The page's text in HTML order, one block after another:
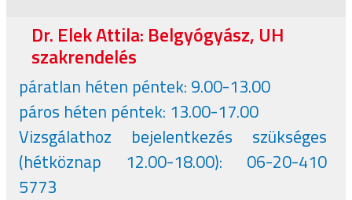
Dr. Elek Attila: Belgyógyász, UH
szakrendelés
páratlan héten péntek: 9.00-13.00
páros héten péntek: 13.00-17.00
Vizsgálathoz bejelentkezés szükséges
(hétköznap 12.00-18.00): 06-20-410
5773